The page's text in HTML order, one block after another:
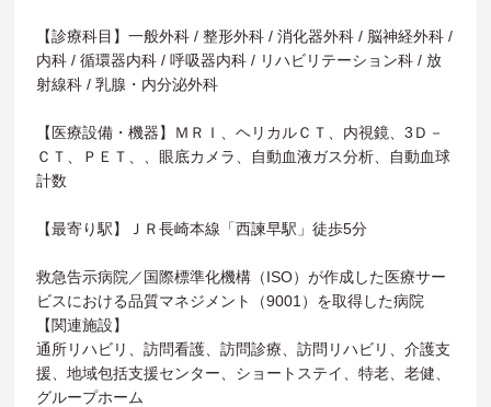
【診療科目】一般外科 / 整形外科 / 消化器外科 / 脳神経外科 /
内科 / 循環器内科 / 呼吸器内科 / リハビリテーション科 / 放
射線科 / 乳腺・内分泌外科
【医療設備・機器】ＭＲＩ、ヘリカルＣＴ、内視鏡、3Ｄ－
ＣＴ、ＰＥＴ、、眼底カメラ、自動血液ガス分析、自動血球
計数
【最寄り駅】ＪＲ長崎本線「西諫早駅」徒歩5分
救急告示病院／国際標準化機構（ISO）が作成した医療サー
ビスにおける品質マネジメント（9001）を取得した病院
【関連施設】
通所リハビリ、訪問看護、訪問診療、訪問リハビリ、介護支
援、地域包括支援センター、ショートステイ、特老、老健、
グループホーム